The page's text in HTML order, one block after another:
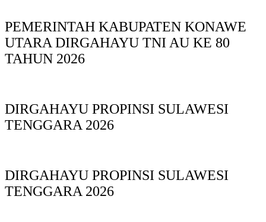
PEMERINTAH KABUPATEN KONAWE
UTARA DIRGAHAYU TNI AU KE 80
TAHUN 2026
DIRGAHAYU PROPINSI SULAWESI
TENGGARA 2026
DIRGAHAYU PROPINSI SULAWESI
TENGGARA 2026